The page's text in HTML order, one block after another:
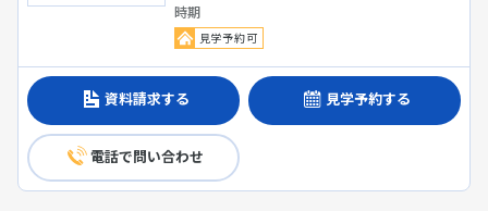
時期
見学予約可
資料請求する 見学予約する
電話で問い合わせ